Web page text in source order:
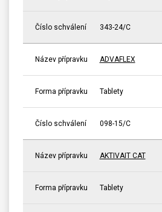
Číslo schválení 343-24/C
Název přípravku ADVAFLEX
Forma přípravku Tablety
Číslo schválení 098-15/C
Název přípravku AKTIVAIT CAT
Forma přípravku Tablety